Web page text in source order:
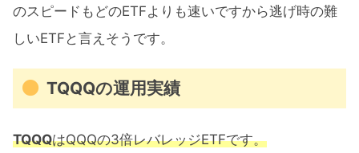
のスピードもどのETFよりも速いですから逃げ時の難
しいETFと言えそうです。
TQQQの運用実績
TQQQはQQQの3倍レバレッジETFです。